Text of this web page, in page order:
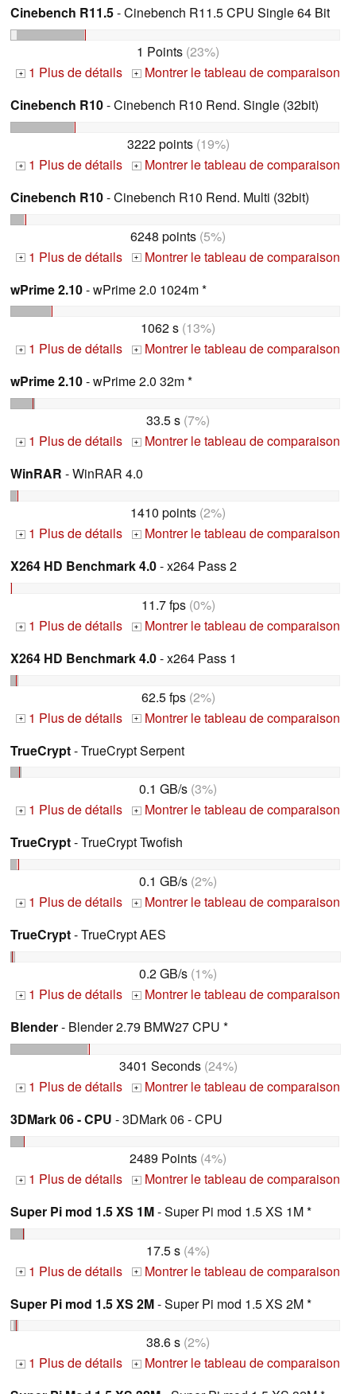
Cinebench R11.5- Cinebench R11.5 CPU Single 64 Bit
1 Points (23%)
+ 1 Plus de détails + Montrer le tableau de comparaison
Cinebench R10- Cinebench R10 Rend. Single (32bit)
3222 points(19%)
+ 1 Plus de détails + Montrer le tableau de comparaison
Cinebench R10- Cinebench R10 Rend. Multi (32bit)
6248 points (5%)
+ 1 Plus de détails + Montrer le tableau de comparaison
wPrime 2.10- wPrime 2.0 1024m *
1062 s (13%)
+ 1 Plus de détails + Montrer le tableau de comparaison
wPrime 2.10- wPrime 2.0 32m *
33.5 s (7%)
+ 1 Plus de détails + Montrer le tableau de comparaison
WinRAR - WinRAR 4.0
1410 points (2%)
+ 1 Plus de détails + Montrer le tableau de comparaison
X264 HD Benchmark 4.0- x264 Pass 2
11.7 fps(0%)
+ 1 Plus de détails + Montrer le tableau de comparaison
X264 HD Benchmark 4.0- x264 Pass 1
62.5 fps(2%)
+ 1 Plus de détails + Montrer le tableau de comparaison
TrueCrypt- TrueCrypt Serpent
0.1 GB/s (3%)
+ 1 Plus de détails + Montrer le tableau de comparaison
TrueCrypt- TrueCrypt Twofish
0.1 GB/s (2%)
+ 1 Plus de détails + Montrer le tableau de comparaison
TrueCrypt- TrueCrypt AES
0.2 GB/s (1%)
+ 1 Plus de détails + Montrer le tableau de comparaison
Blender- Blender 2.79 BMW27 CPU *
3401 Seconds(24%)
+ 1 Plus de détails + Montrer le tableau de comparaison
3DMark 06 - CPU - 3DMark 06 - CPU
2489 Points (4%)
+ 1 Plus de détails + Montrer le tableau de comparaison
Super Pi mod 1.5 XS 1M- Super Pi mod 1.5 XS 1M *
17.5 s (4%)
+ 1 Plus de détails + Montrer le tableau de comparaison
Super Pi mod 1.5 XS 2M- Super Pi mod 1.5 XS 2M *
38.6 s (2%)
+ 1 Plus de détails + Montrer le tableau de comparaison